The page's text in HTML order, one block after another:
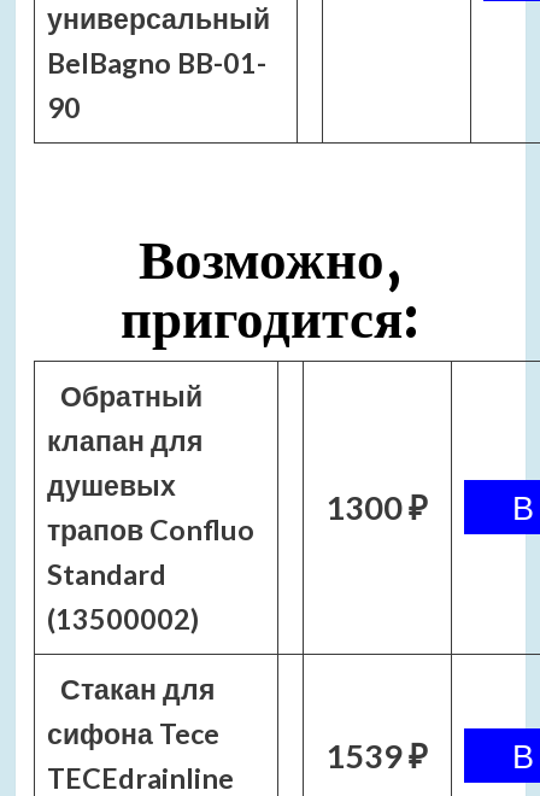
универсальный
BelBagno BB-01-
90
Возможно,
пригодится:
Обратный
клапан для
душевых
трапов Confluo
Standard
(13500002)
1300 ₽
Стакан для
сифона Tece
TECEdrainline
1539 ₽